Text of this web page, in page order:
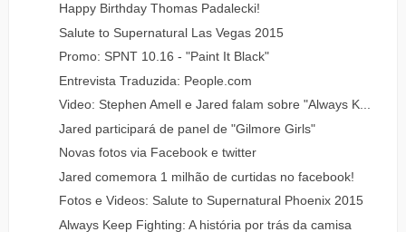
Happy Birthday Thomas Padalecki!
Salute to Supernatural Las Vegas 2015
Promo: SPNT 10.16 - "Paint It Black"
Entrevista Traduzida: People.com
Video: Stephen Amell e Jared falam sobre "Always K...
Jared participará de panel de "Gilmore Girls"
Novas fotos via Facebook e twitter
Jared comemora 1 milhão de curtidas no facebook!
Fotos e Videos: Salute to Supernatural Phoenix 2015
Always Keep Fighting: A história por trás da camisa